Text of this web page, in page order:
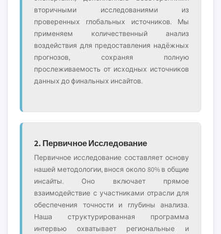
вторичными исследованиями из
проверенных глобальных источников. Мы
применяем количественный анализ
воздействия для предоставления надёжных
прогнозов, сохраняя полную
прослеживаемость от исходных источников
данных до финальных инсайтов.
2. Первичное Исследование
Первичное исследование составляет основу
нашей методологии, внося около 80% в общие
инсайты. Оно включает прямое
взаимодействие с участниками отрасли для
обеспечения точности и глубины анализа.
Наша структурированная программа
интервью охватывает региональные и